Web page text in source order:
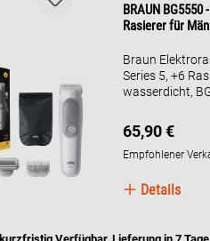
Trimmern. Die
enthält: 1
Bereiche, 1
Ladegerät, 1
BRAUN BG5550
Rasierer für
Braun
Series 5, +6
wasserdicht,
65,90 €
Empfohlener
Details